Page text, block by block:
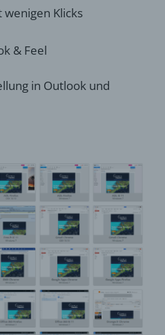
wenigen Klicks
& Feel
in Outlook und